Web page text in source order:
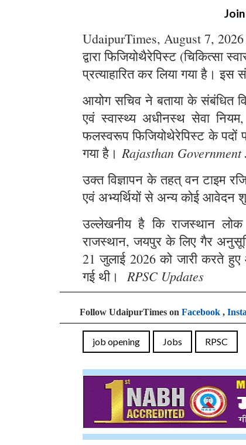
UdaipurTimes, August 7,
द्वारा फिजियोथैरेपिस्ट (चिकित्सा
प्रत्याहारित कर लिया गया है।
आयोग सचिव ने बताया के संबंधित
एवं स्वास्थ्य अधीनस्थ सेवा
फलस्वरूप फिजियोथेरेपिस्ट के पदों
गया है। Rajasthan Government
उक्त विज्ञापन के तहत् वन टाइम
एवं अभ्यर्थियों से अन्य कोई आवेदन
उल्लेखनीय है कि राजस्थान लोक
राजस्थान, जयपुर के लिए गैर
21 जुलाई 2026 को जारी करते
गई थी। RPSC Updates
Follow UdaipurTimes on Facebook ,
job opening Jobs RPSC